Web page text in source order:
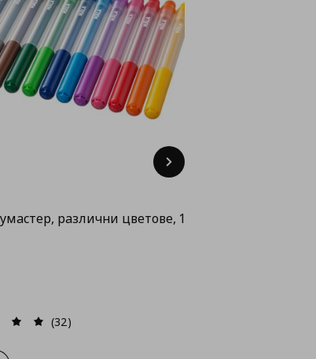
различни цветове, 12
(32)
Next